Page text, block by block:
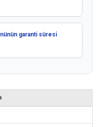
garanti süresi